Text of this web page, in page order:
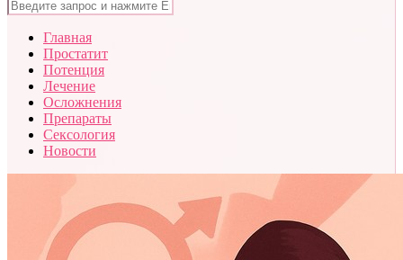
Главная
Простатит
Потенция
Лечение
Осложнения
Препараты
Сексология
Новости